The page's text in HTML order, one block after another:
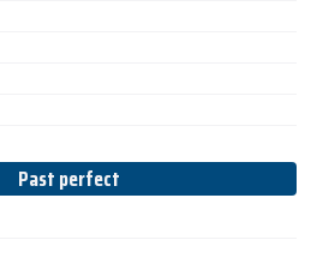
Past perfect